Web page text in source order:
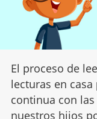
El proceso de
lecturas en
continua con
nuestros hijos